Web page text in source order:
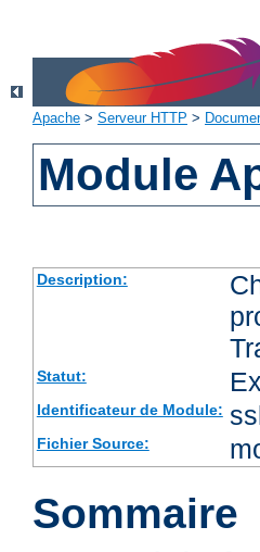
Apache > Serveur HTTP >
Module
Description:
Statut:
Identificateur de Module:
Fichier Source:
Sommaire